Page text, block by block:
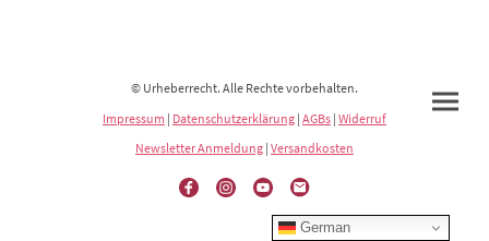
© Urheberrecht. Alle Rechte vorbehalten.
Impressum | Datenschutzerklärung | AGBs | Widerruf
Newsletter Anmeldung | Versandkosten
German